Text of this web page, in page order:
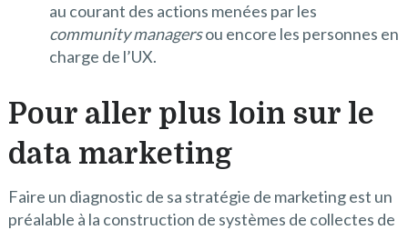
au courant des actions menées par les
community managersou encore les personnes en
charge de l’UX.
Pour aller plus loin sur le
data marketing
Faire un diagnostic de sa stratégie de marketing est un
préalable à la construction de systèmes de collectes de